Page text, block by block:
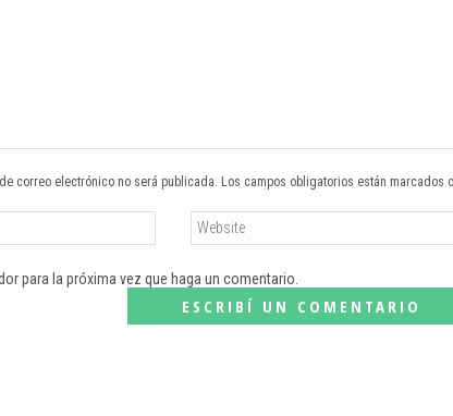
correo electrónico no será publicada. Los campos obligatorios están marcados
para la próxima vez que haga un comentario.